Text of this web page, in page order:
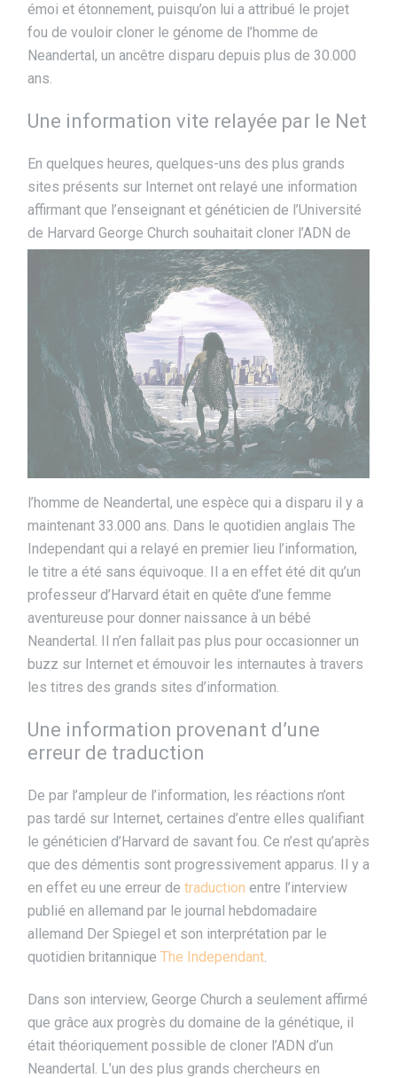
émoi et étonnement, puisqu’on lui a attribué le projet
fou de vouloir cloner le génome de l’homme de
Neandertal, un ancêtre disparu depuis plus de 30.000
ans.
Une information vite relayée par le Net
En quelques heures, quelques-uns des plus grands
sites présents sur Internet ont relayé une information
affirmant que l’enseignant et généticien de l’Université
de Harvard George Church souhaitait cloner l’ADN de
l’homme de Neandertal, une espèce qui a disparu il y a
maintenant 33.000 ans. Dans le quotidien anglais The
Independant qui a relayé en premier lieu l’information,
le titre a été sans équivoque. Il a en effet été dit qu’un
professeur d’Harvard était en quête d’une femme
aventureuse pour donner naissance à un bébé
Neandertal. Il n’en fallait pas plus pour occasionner un
buzz sur Internet et émouvoir les internautes à travers
les titres des grands sites d’information.
Une information provenant d’une
erreur de traduction
De par l’ampleur de l’information, les réactions n’ont
pas tardé sur Internet, certaines d’entre elles qualifiant
le généticien d’Harvard de savant fou. Ce n’est qu’après
que des démentis sont progressivement apparus. Il y a
en effet eu une erreur de traduction entre l’interview
publié en allemand par le journal hebdomadaire
allemand Der Spiegel et son interprétation par le
quotidien britannique The Independant.
Dans son interview, George Church a seulement affirmé
que grâce aux progrès du domaine de la génétique, il
était théoriquement possible de cloner l’ADN d’un
Neandertal. L’un des plus grands chercheurs en